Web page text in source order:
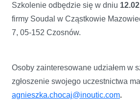
Szkolenie odbędzie się w dniu
firmy Soudal w Cząstkowie
7, 05-152 Czosnów.
Osoby zainteresowane udziałem w
zgłoszenie swojego uczestnictwa
agnieszka.chocaj@inoutic.com.